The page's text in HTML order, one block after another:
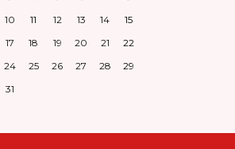
10 11 12 13 14
15
17 18 19 20 21
22
24 25 26 27 28
29
31